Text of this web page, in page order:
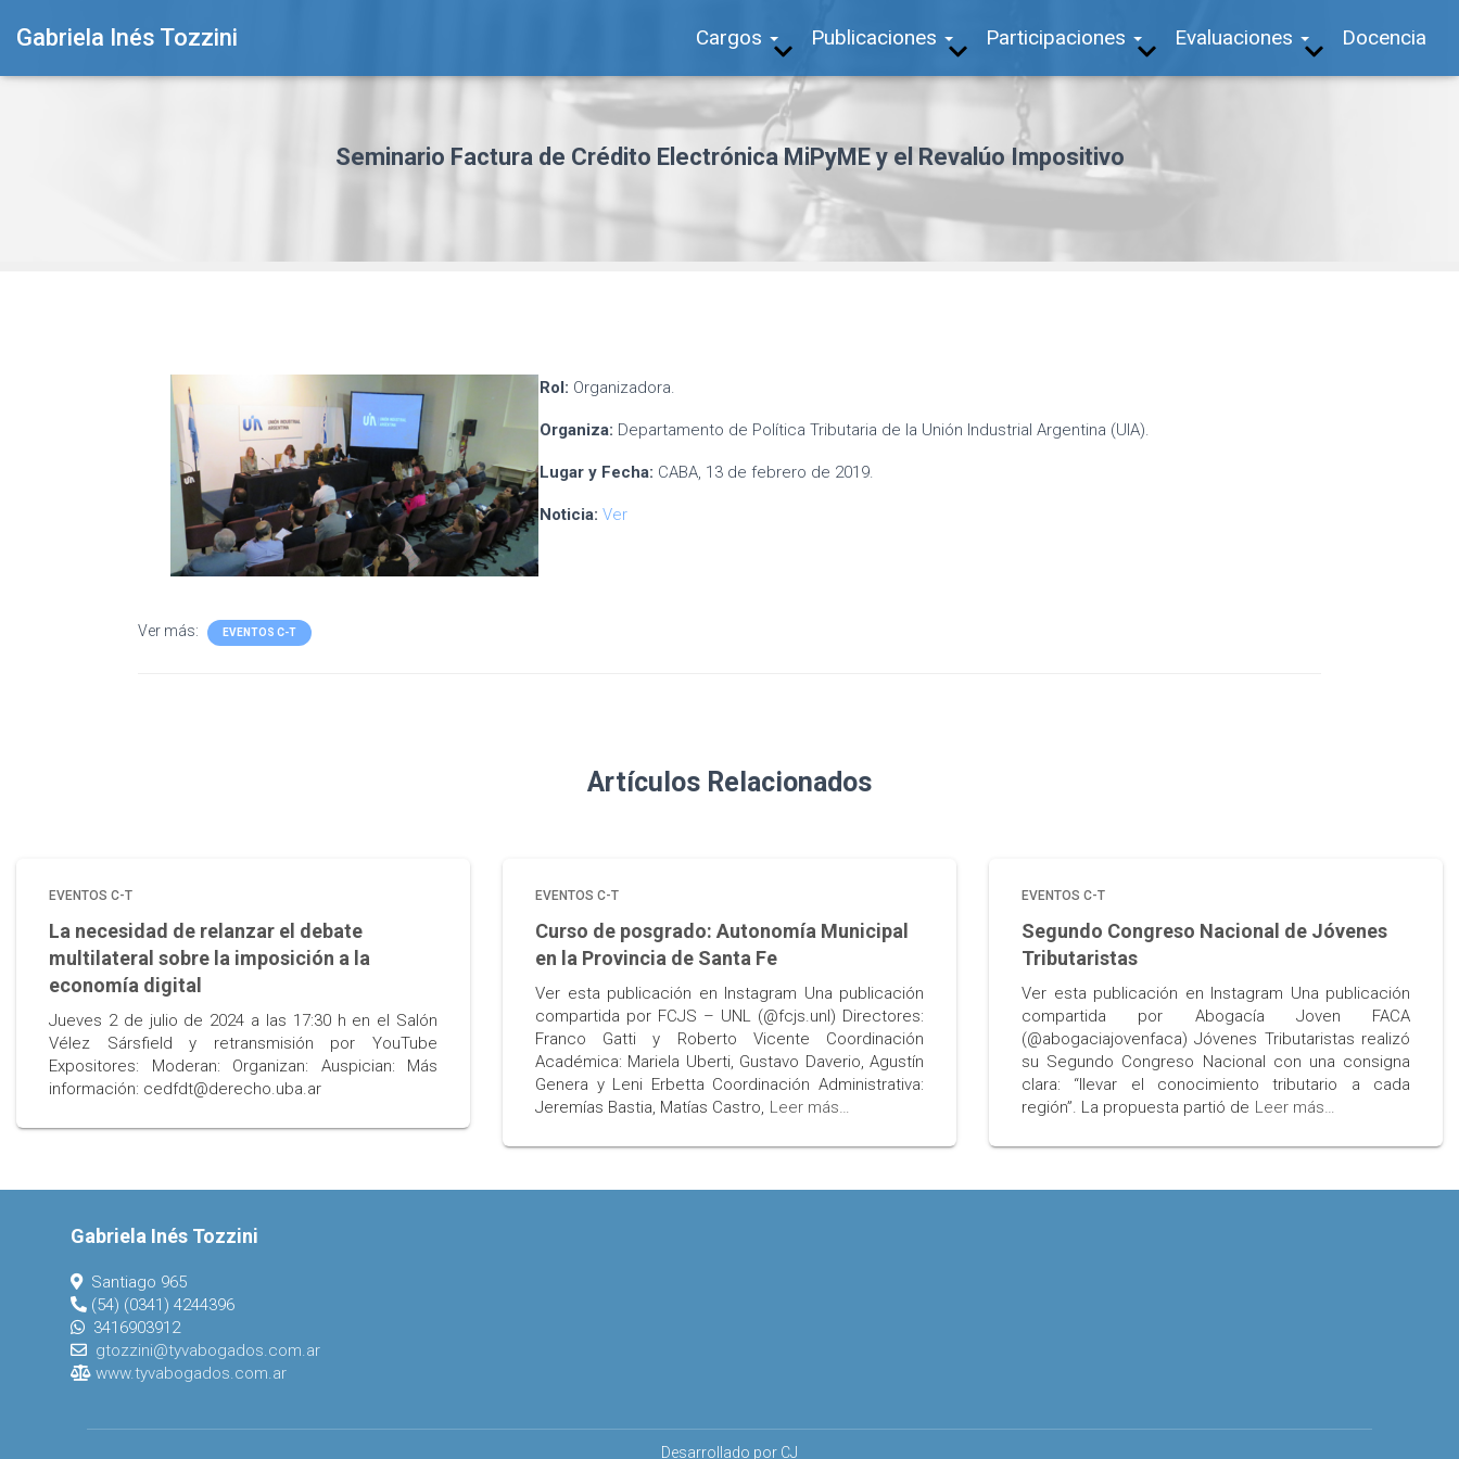
Gabriela Inés Tozzini Cargos Publicaciones Participaciones Evaluaciones Docencia
Seminario Factura de Crédito Electrónica MiPyME y el Revalúo Impositivo
Rol: Organizadora.
Organiza: Departamento de Política Tributaria de la Unión Industrial Argentina (UIA).
Lugar y Fecha: CABA, 13 de febrero de 2019.
Noticia: Ver
Ver más: EVENTOS C-T
Artículos Relacionados
EVENTOS C-T
La necesidad de relanzar el debate
multilateral sobre la imposición a la
economía digital
Jueves 2 de julio de 2024 a las 17:30 h en el Salón
Vélez Sársfield y retransmisión por YouTube
Expositores: Moderan: Organizan: Auspician: Más
información: cedfdt@derecho.uba.ar
EVENTOS C-T
Curso de posgrado: Autonomía Municipal
en la Provincia de Santa Fe
Ver esta publicación en Instagram Una publicación
compartida por FCJS – UNL (@fcjs.unl) Directores:
Franco Gatti y Roberto Vicente Coordinación
Académica: Mariela Uberti, Gustavo Daverio, Agustín
Genera y Leni Erbetta Coordinación Administrativa:
Jeremías Bastia, Matías Castro, Leer más…
EVENTOS C-T
Segundo Congreso Nacional de Jóvenes
Tributaristas
Ver esta publicación en Instagram Una publicación
compartida por Abogacía Joven FACA
(@abogaciajovenfaca) Jóvenes Tributaristas realizó
su Segundo Congreso Nacional con una consigna
clara: “llevar el conocimiento tributario a cada
región”. La propuesta partió de Leer más…
Gabriela Inés Tozzini
Santiago 965
(54) (0341) 4244396
3416903912
gtozzini@tyvabogados.com.ar
www.tyvabogados.com.ar
Desarrollado por CJ